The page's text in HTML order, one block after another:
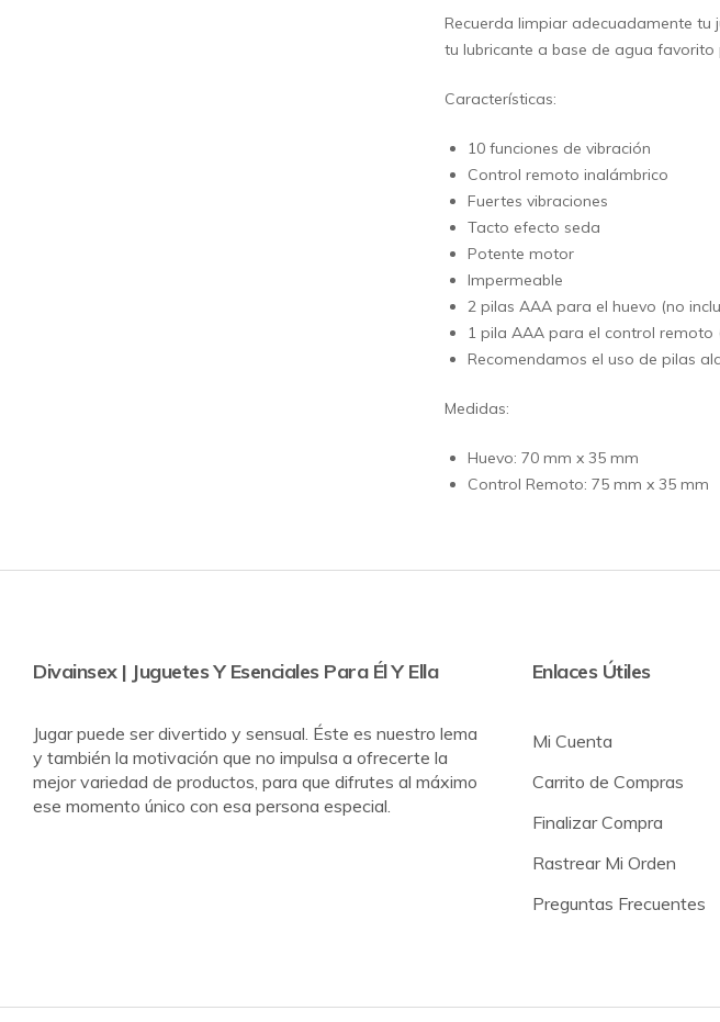
Recuerda limpiar adecuadamente tu
tu lubricante a base de agua
Características:
10 funciones de vibración
Control remoto inalámbrico
Fuertes vibraciones
Tacto efecto seda
Potente motor
Impermeable
2 pilas AAA para el huevo (no
1 pila AAA para el control remoto
Recomendamos el uso de pilas
Medidas:
Huevo: 70 mm x 35 mm
Control Remoto: 75 mm x 35 mm
Divainsex | Juguetes Y Esenciales Para Él Y Ella
Jugar puede ser divertido y sensual. Éste es nuestro lema
y también la motivación que no impulsa a ofrecerte la
mejor variedad de productos, para que difrutes al máximo
ese momento único con esa persona especial.
Enlaces Útiles
Mi Cuenta
Carrito de Compras
Finalizar Compra
Rastrear Mi Orden
Preguntas Frecuentes